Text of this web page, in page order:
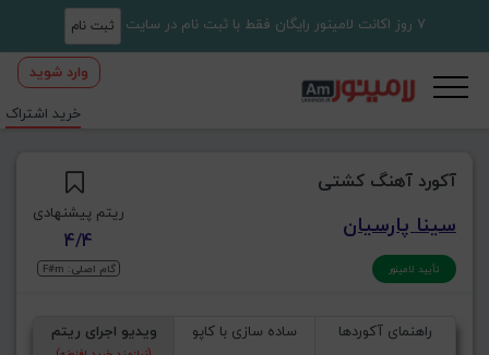
7 روز اکانت لامینور رایگان فقط با ثبت نام در سایت ثبت نام
وارد شوید
خرید اشتراک
آکورد آهنگ کشتی
سینا پارسیان
تأیید لامینور
ریتم پیشنهادی
4/4
گام اصلی: F#m
راهنمای آکوردها ساده سازی با کاپو ویدیو اجرای ریتم